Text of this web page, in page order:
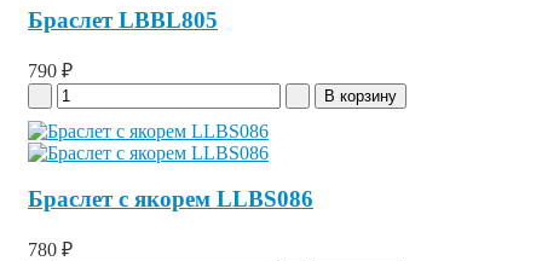
Браслет LBBL805
790 ₽
Браслет с якорем LLBS086
780 ₽